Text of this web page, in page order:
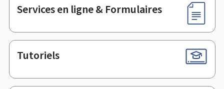
Services en ligne & Formulaires
Tutoriels